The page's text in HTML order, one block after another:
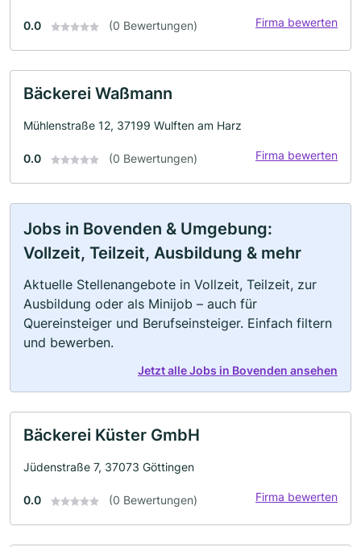
0.0 (0 Bewertungen) Firma bewerten
Bäckerei Waßmann
Mühlenstraße 12, 37199 Wulften am Harz
0.0 (0 Bewertungen) Firma bewerten
Jobs in Bovenden & Umgebung:
Vollzeit, Teilzeit, Ausbildung & mehr
Aktuelle Stellenangebote in Vollzeit, Teilzeit, zur
Ausbildung oder als Minijob – auch für
Quereinsteiger und Berufseinsteiger. Einfach filtern
und bewerben.
Jetzt alle Jobs in Bovenden ansehen
Bäckerei Küster GmbH
Jüdenstraße 7, 37073 Göttingen
0.0 (0 Bewertungen) Firma bewerten